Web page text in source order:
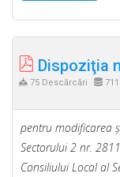
Dispoziţia
75 Descărcări
pentru modificarea
Sectorului 2 nr.
Consiliului Local al